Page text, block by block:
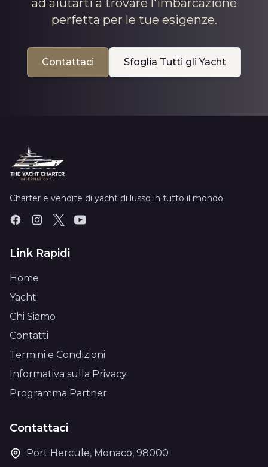
ad aiutarti a trovare l'imbarcazione
perfetta per le tue esigenze.
Contattaci Sfoglia Tutti gli Yacht
Charter e vendite di yacht di lusso in tutto il mondo.
Link Rapidi
Home
Yacht
Chi Siamo
Contatti
Termini e Condizioni
Informativa sulla Privacy
Programma Partner
Contattaci
Port Hercule, Monaco, 98000